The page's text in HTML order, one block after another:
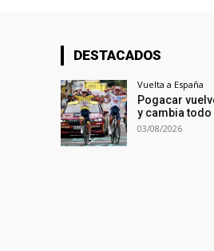
DESTACADOS
Vuelta a España
Pogacar
y cambia todo
03/08/2026